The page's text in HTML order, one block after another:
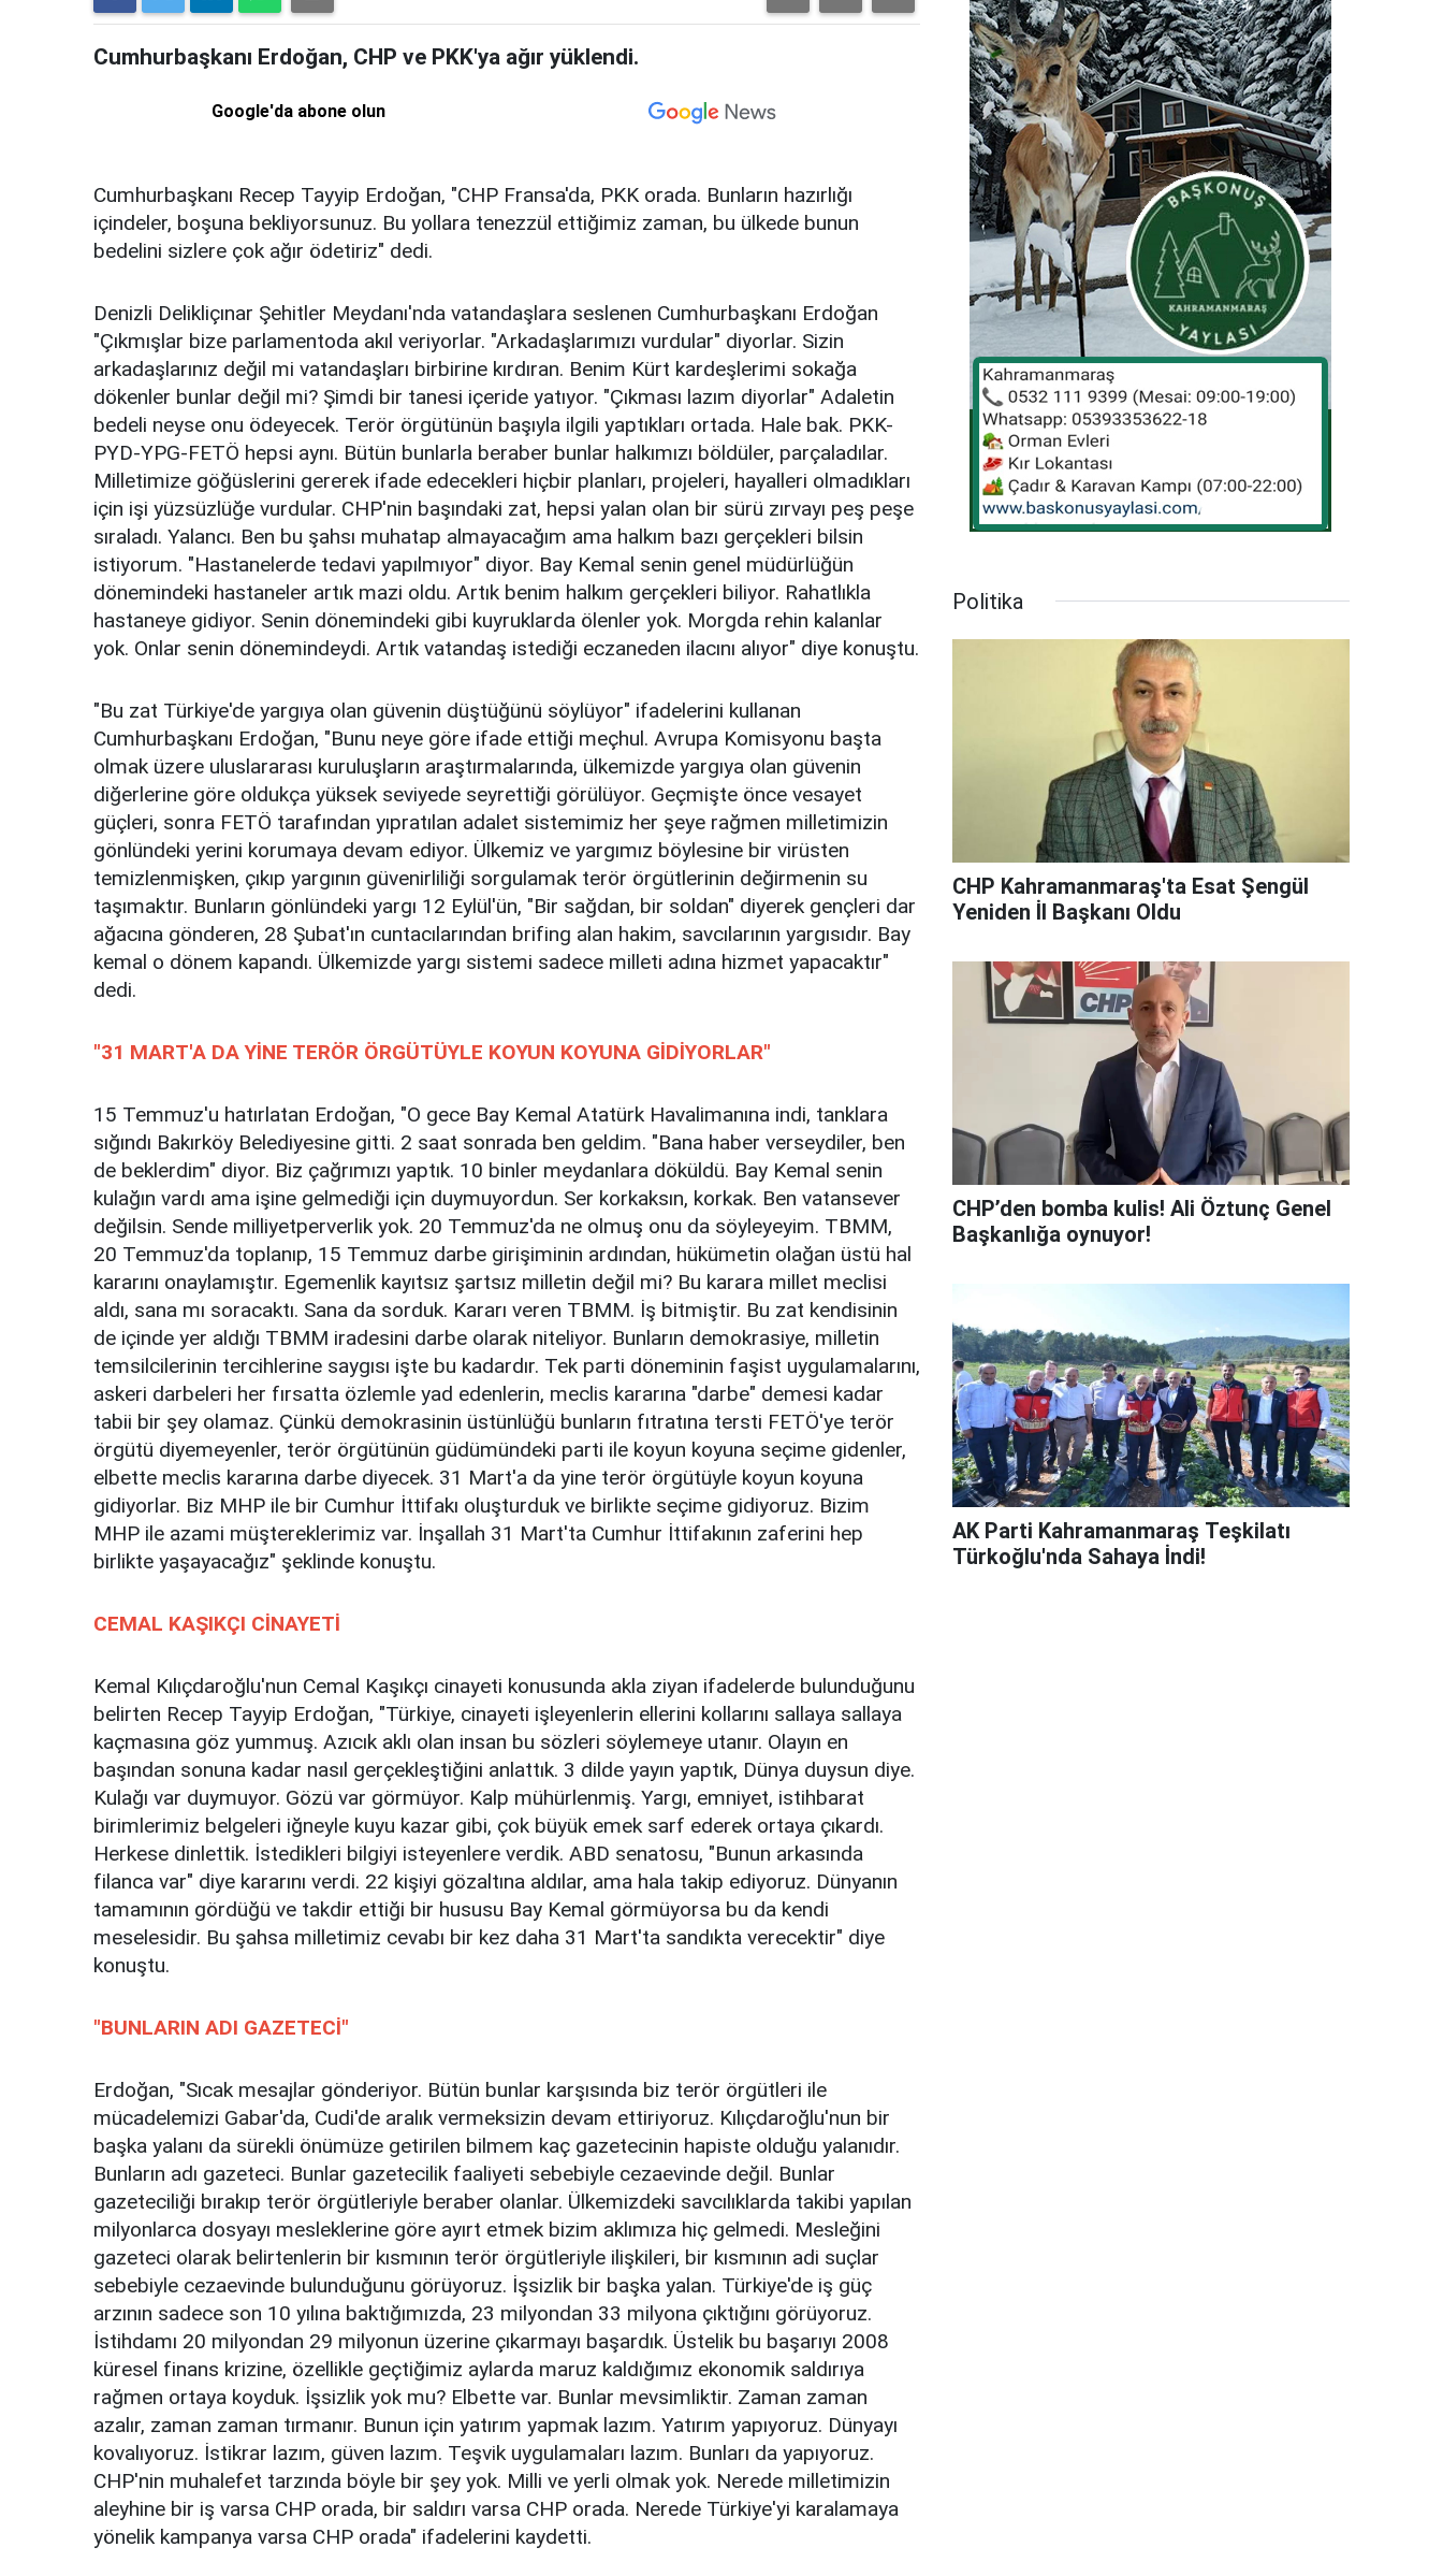
Cumhurbaşkanı Erdoğan, CHP ve PKK'ya ağır yüklendi.
Google'da abone olun
Cumhurbaşkanı Recep Tayyip Erdoğan, "CHP Fransa'da, PKK orada. Bunların hazırlığı
içindeler, boşuna bekliyorsunuz. Bu yollara tenezzül ettiğimiz zaman, bu ülkede bunun
bedelini sizlere çok ağır ödetiriz" dedi.
Denizli Delikliçınar Şehitler Meydanı'nda vatandaşlara seslenen Cumhurbaşkanı Erdoğan
"Çıkmışlar bize parlamentoda akıl veriyorlar. "Arkadaşlarımızı vurdular" diyorlar. Sizin
arkadaşlarınız değil mi vatandaşları birbirine kırdıran. Benim Kürt kardeşlerimi sokağa
dökenler bunlar değil mi? Şimdi bir tanesi içeride yatıyor. "Çıkması lazım diyorlar" Adaletin
bedeli neyse onu ödeyecek. Terör örgütünün başıyla ilgili yaptıkları ortada. Hale bak. PKK-
PYD-YPG-FETÖ hepsi aynı. Bütün bunlarla beraber bunlar halkımızı böldüler, parçaladılar.
Milletimize göğüslerini gererek ifade edecekleri hiçbir planları, projeleri, hayalleri olmadıkları
için işi yüzsüzlüğe vurdular. CHP'nin başındaki zat, hepsi yalan olan bir sürü zırvayı peş peşe
sıraladı. Yalancı. Ben bu şahsı muhatap almayacağım ama halkım bazı gerçekleri bilsin
istiyorum. "Hastanelerde tedavi yapılmıyor" diyor. Bay Kemal senin genel müdürlüğün
dönemindeki hastaneler artık mazi oldu. Artık benim halkım gerçekleri biliyor. Rahatlıkla
hastaneye gidiyor. Senin dönemindeki gibi kuyruklarda ölenler yok. Morgda rehin kalanlar
yok. Onlar senin dönemindeydi. Artık vatandaş istediği eczaneden ilacını alıyor" diye konuştu.
"Bu zat Türkiye'de yargıya olan güvenin düştüğünü söylüyor" ifadelerini kullanan
Cumhurbaşkanı Erdoğan, "Bunu neye göre ifade ettiği meçhul. Avrupa Komisyonu başta
olmak üzere uluslararası kuruluşların araştırmalarında, ülkemizde yargıya olan güvenin
diğerlerine göre oldukça yüksek seviyede seyrettiği görülüyor. Geçmişte önce vesayet
güçleri, sonra FETÖ tarafından yıpratılan adalet sistemimiz her şeye rağmen milletimizin
gönlündeki yerini korumaya devam ediyor. Ülkemiz ve yargımız böylesine bir virüsten
temizlenmişken, çıkıp yargının güvenirliliği sorgulamak terör örgütlerinin değirmenin su
taşımaktır. Bunların gönlündeki yargı 12 Eylül'ün, "Bir sağdan, bir soldan" diyerek gençleri dar
ağacına gönderen, 28 Şubat'ın cuntacılarından brifing alan hakim, savcılarının yargısıdır. Bay
kemal o dönem kapandı. Ülkemizde yargı sistemi sadece milleti adına hizmet yapacaktır"
dedi.
"31 MART'A DA YİNE TERÖR ÖRGÜTÜYLE KOYUN KOYUNA GİDİYORLAR"
15 Temmuz'u hatırlatan Erdoğan, "O gece Bay Kemal Atatürk Havalimanına indi, tanklara
sığındı Bakırköy Belediyesine gitti. 2 saat sonrada ben geldim. "Bana haber verseydiler, ben
de beklerdim" diyor. Biz çağrımızı yaptık. 10 binler meydanlara döküldü. Bay Kemal senin
kulağın vardı ama işine gelmediği için duymuyordun. Ser korkaksın, korkak. Ben vatansever
değilsin. Sende milliyetperverlik yok. 20 Temmuz'da ne olmuş onu da söyleyeyim. TBMM,
20 Temmuz'da toplanıp, 15 Temmuz darbe girişiminin ardından, hükümetin olağan üstü hal
kararını onaylamıştır. Egemenlik kayıtsız şartsız milletin değil mi? Bu karara millet meclisi
aldı, sana mı soracaktı. Sana da sorduk. Kararı veren TBMM. İş bitmiştir. Bu zat kendisinin
de içinde yer aldığı TBMM iradesini darbe olarak niteliyor. Bunların demokrasiye, milletin
temsilcilerinin tercihlerine saygısı işte bu kadardır. Tek parti döneminin faşist uygulamalarını,
askeri darbeleri her fırsatta özlemle yad edenlerin, meclis kararına "darbe" demesi kadar
tabii bir şey olamaz. Çünkü demokrasinin üstünlüğü bunların fıtratına tersti FETÖ'ye terör
örgütü diyemeyenler, terör örgütünün güdümündeki parti ile koyun koyuna seçime gidenler,
elbette meclis kararına darbe diyecek. 31 Mart'a da yine terör örgütüyle koyun koyuna
gidiyorlar. Biz MHP ile bir Cumhur İttifakı oluşturduk ve birlikte seçime gidiyoruz. Bizim
MHP ile azami müştereklerimiz var. İnşallah 31 Mart'ta Cumhur İttifakının zaferini hep
birlikte yaşayacağız" şeklinde konuştu.
CEMAL KAŞIKÇI CİNAYETİ
Kemal Kılıçdaroğlu'nun Cemal Kaşıkçı cinayeti konusunda akla ziyan ifadelerde bulunduğunu
belirten Recep Tayyip Erdoğan, "Türkiye, cinayeti işleyenlerin ellerini kollarını sallaya sallaya
kaçmasına göz yummuş. Azıcık aklı olan insan bu sözleri söylemeye utanır. Olayın en
başından sonuna kadar nasıl gerçekleştiğini anlattık. 3 dilde yayın yaptık, Dünya duysun diye.
Kulağı var duymuyor. Gözü var görmüyor. Kalp mühürlenmiş. Yargı, emniyet, istihbarat
birimlerimiz belgeleri iğneyle kuyu kazar gibi, çok büyük emek sarf ederek ortaya çıkardı.
Herkese dinlettik. İstedikleri bilgiyi isteyenlere verdik. ABD senatosu, "Bunun arkasında
filanca var" diye kararını verdi. 22 kişiyi gözaltına aldılar, ama hala takip ediyoruz. Dünyanın
tamamının gördüğü ve takdir ettiği bir hususu Bay Kemal görmüyorsa bu da kendi
meselesidir. Bu şahsa milletimiz cevabı bir kez daha 31 Mart'ta sandıkta verecektir" diye
konuştu.
"BUNLARIN ADI GAZETECİ"
Erdoğan, "Sıcak mesajlar gönderiyor. Bütün bunlar karşısında biz terör örgütleri ile
mücadelemizi Gabar'da, Cudi'de aralık vermeksizin devam ettiriyoruz. Kılıçdaroğlu'nun bir
başka yalanı da sürekli önümüze getirilen bilmem kaç gazetecinin hapiste olduğu yalanıdır.
Bunların adı gazeteci. Bunlar gazetecilik faaliyeti sebebiyle cezaevinde değil. Bunlar
gazeteciliği bırakıp terör örgütleriyle beraber olanlar. Ülkemizdeki savcılıklarda takibi yapılan
milyonlarca dosyayı mesleklerine göre ayırt etmek bizim aklımıza hiç gelmedi. Mesleğini
gazeteci olarak belirtenlerin bir kısmının terör örgütleriyle ilişkileri, bir kısmının adi suçlar
sebebiyle cezaevinde bulunduğunu görüyoruz. İşsizlik bir başka yalan. Türkiye'de iş güç
arzının sadece son 10 yılına baktığımızda, 23 milyondan 33 milyona çıktığını görüyoruz.
İstihdamı 20 milyondan 29 milyonun üzerine çıkarmayı başardık. Üstelik bu başarıyı 2008
küresel finans krizine, özellikle geçtiğimiz aylarda maruz kaldığımız ekonomik saldırıya
rağmen ortaya koyduk. İşsizlik yok mu? Elbette var. Bunlar mevsimliktir. Zaman zaman
azalır, zaman zaman tırmanır. Bunun için yatırım yapmak lazım. Yatırım yapıyoruz. Dünyayı
kovalıyoruz. İstikrar lazım, güven lazım. Teşvik uygulamaları lazım. Bunları da yapıyoruz.
CHP'nin muhalefet tarzında böyle bir şey yok. Milli ve yerli olmak yok. Nerede milletimizin
aleyhine bir iş varsa CHP orada, bir saldırı varsa CHP orada. Nerede Türkiye'yi karalamaya
yönelik kampanya varsa CHP orada" ifadelerini kaydetti.
Politika
CHP Kahramanmaraş'ta Esat Şengül
Yeniden İl Başkanı Oldu
CHP’den bomba kulis! Ali Öztunç Genel
Başkanlığa oynuyor!
AK Parti Kahramanmaraş Teşkilatı
Türkoğlu'nda Sahaya İndi!